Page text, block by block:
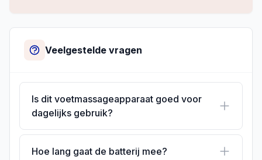
Veelgestelde vragen
Is dit voetmassageapparaat goed voor
dagelijks gebruik?
Hoe lang gaat de batterij mee?